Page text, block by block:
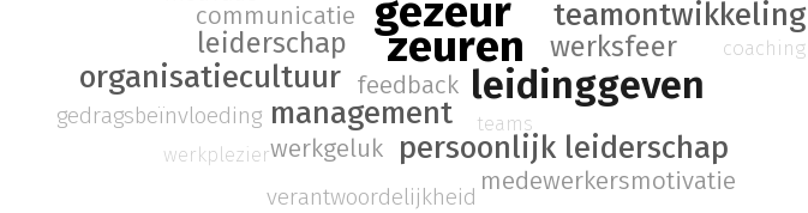
gezeur
zeuren
leidinggeven
management
teamontwikkeling
persoonlijk leiderschap
organisatiecultuur
werksfeer
leiderschap
werkgeluk
communicatie
feedback
medewerkersmotivatie
verantwoordelijkheid
gedragsbeïnvloeding teams
coaching
werkplezier